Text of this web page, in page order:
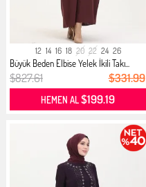
12 14 16 18 20 22 24 26
Büyük Beden Elbise Yelek İkili Takı...
$827.61 $331.99
HEMEN AL$199.19